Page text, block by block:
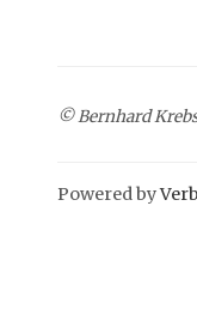
© Bernhard
Powered by